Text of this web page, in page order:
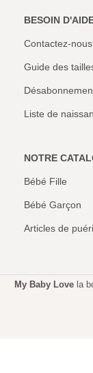
BESOIN
Contactez-nous
Guide des
Liste de
NOTRE
Bébé Fille
Bébé Garçon
Articles de
My Baby Love la